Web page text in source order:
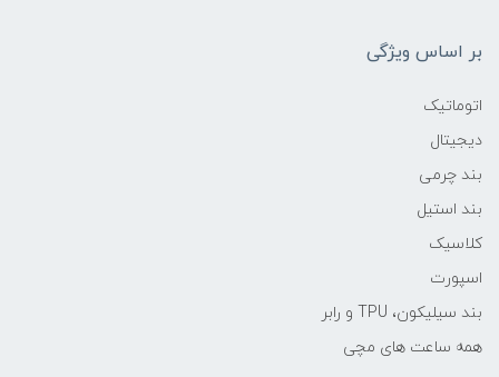
بر اساس ویژگی
اتوماتیک
دیجیتال
بند چرمی
بند استیل
کلاسیک
اسپورت
بند سیلیکون، TPU و رابر
همه ساعت های مچی